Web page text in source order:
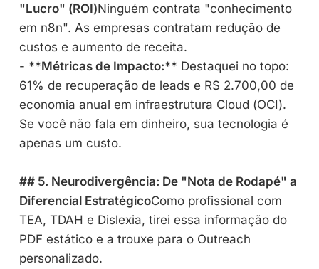
"Lucro" (ROI)Ninguém contrata "conhecimento
em n8n". As empresas contratam redução de
custos e aumento de receita.
- **Métricas de Impacto:** Destaquei no topo:
61% de recuperação de leads e R$ 2.700,00 de
economia anual em infraestrutura Cloud (OCI).
Se você não fala em dinheiro, sua tecnologia é
apenas um custo.
## 5. Neurodivergência: De "Nota de Rodapé" a
Diferencial EstratégicoComo profissional com
TEA, TDAH e Dislexia, tirei essa informação do
PDF estático e a trouxe para o Outreach
personalizado.